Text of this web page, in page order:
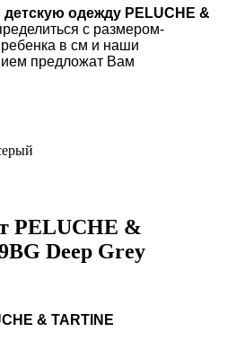
детскую одежду PELUCHE &
с размером-
в см и наши
предложат Вам
PELUCHE &
Deep Grey
& TARTINE